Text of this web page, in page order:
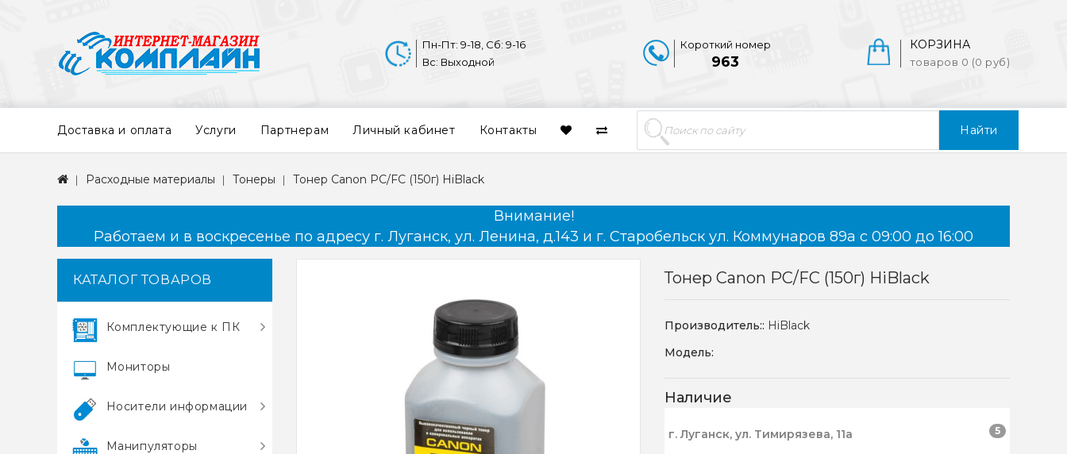
Найти
КОРЗИНА
товаров 0 (0 руб)
Короткий номер
963
Пн-Пт: 9-18, Сб: 9-16
Вс: Выходной
Доставка и оплата Услуги Партнерам Личный кабинет Контакты
Расходные материалы Тонеры Тонер Canon PC/FC (150г) HiBlack
Внимание!
Работаем и в воскресенье по адресу г. Луганск, ул. Ленина, д.143 и г. Старобельск ул. Коммунаров 89а с 09:00 до 16:00
КАТАЛОГ ТОВАРОВ
Комплектующие к ПК
Мониторы
Носители информации
Манипуляторы
Тонер Canon PC/FC (150г) HiBlack
Производитель:: HiBlack
Модель:
Наличие
г. Луганск, ул. Тимирязева, 11а 5